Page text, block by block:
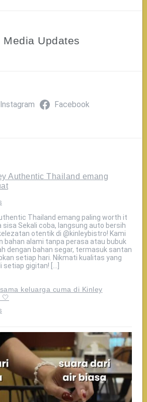
Updates
Instagram Facebook
Authentic Thailand emang
Thailand emang paling worth it
sisa Sekali coba, langsung auto bersih
otentik di @kinleybistro! Kami
bahan alami tanpa perasa atau bubuk
dengan bahan segar, termasuk santan
setiap hari. Nikmati kualitas yang
setiap gigitan! […]
keluarga cuma di Kinley